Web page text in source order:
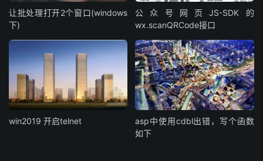
让批处理打开2个窗口(windows
下)
公众号网页JS-SDK的
wx.scanQRCode接口
win2019 开启telnet
asp中使用cdbl出错，写个函数
如下